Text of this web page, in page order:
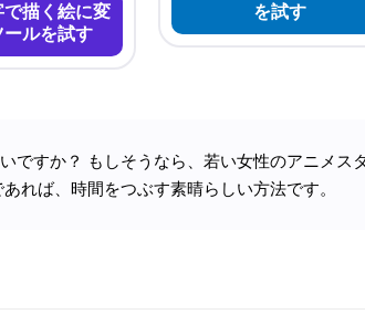
描く絵に変
ルを試す
を試す
ですか？ もしそうなら、若い女性のアニメス
れば、時間をつぶす素晴らしい方法です。